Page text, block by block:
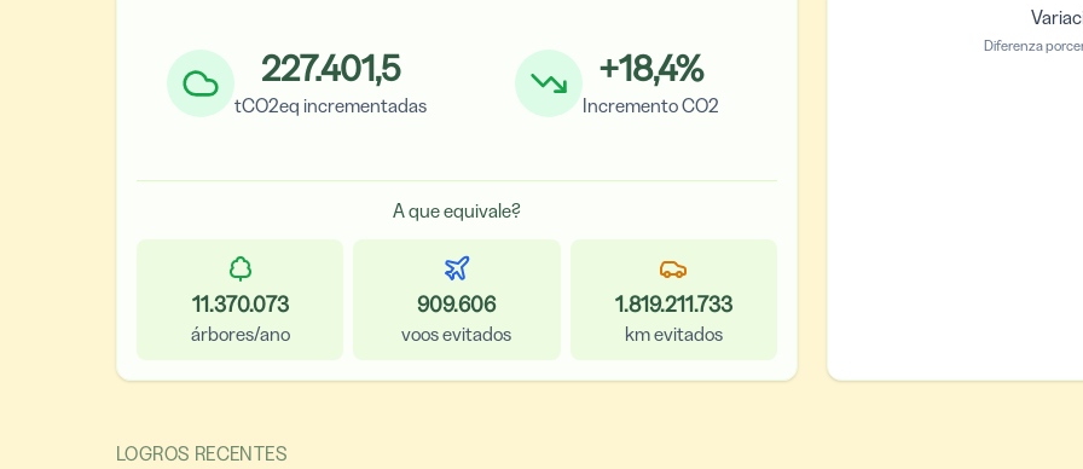
227.401,5
tCO2eq incrementadas
+18,4%
Incremento CO2
A que equivale?
11.370.073
árbores/ano
909.606
voos evitados
1.819.211.733
km evitados
Diferenza
LOGROS RECENTES